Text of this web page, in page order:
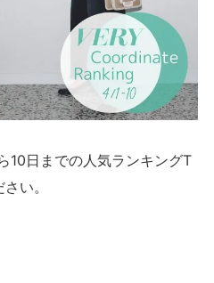
10日までの人気ランキングT
い。